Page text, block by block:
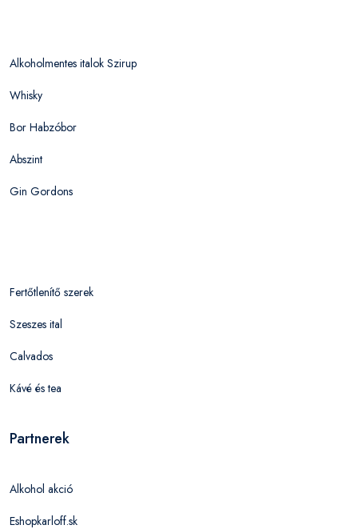
Alkoholmentes italok Szirup
Whisky
Bor Habzóbor
Abszint
Gin Gordons
Fertőtlenítő szerek
Szeszes ital
Calvados
Kávé és tea
Partnerek
Alkohol akció
Eshopkarloff.sk